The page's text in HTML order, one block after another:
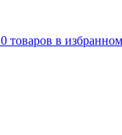
0 товаров в избранном